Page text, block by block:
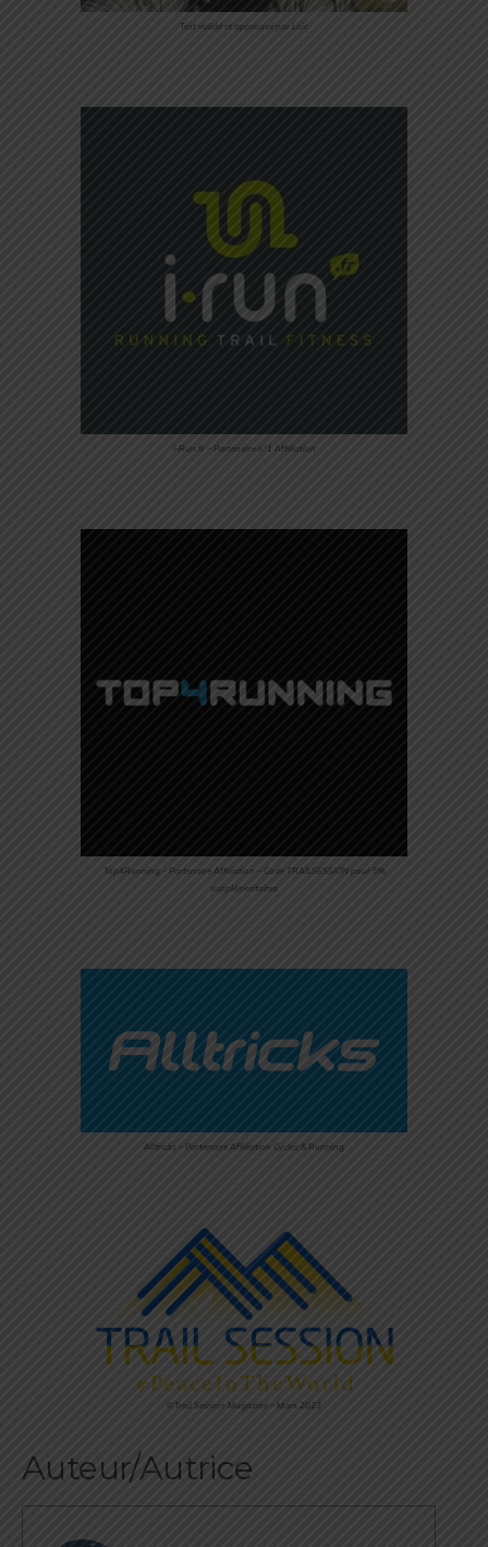
Test validé et approuvé par Loïc
i-Run.fr – Partenaire n°1 Affiliation
Top4Running – Partenaire Affiliation – Code TRAILSESSION pour 5%
supplémentaires
Alltricks – Partenaire Affiliation Cycles & Running
©Trail Session Magazine – Mars 2023
Auteur/Autrice